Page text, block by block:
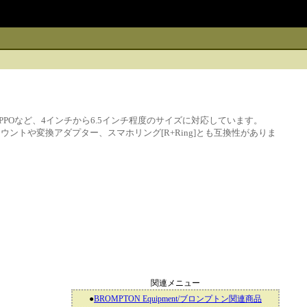
など、4インチから6.5インチ程度のサイズに対応しています。
ントや変換アダプター、スマホリング[R+Ring]とも互換性がありま
関連メニュー
●BROMPTON Equipment/ブロンプトン関連商品